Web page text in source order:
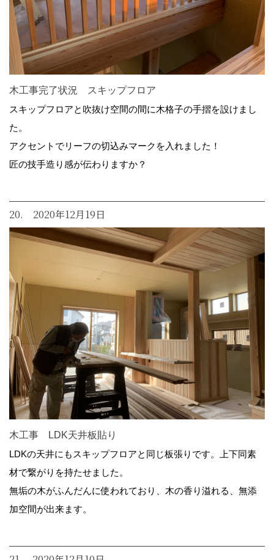
木工事完了状況 スキップフロア
スキップフロアと吹抜け空間の間に木格子の手摺を設けまし
た。
アクセントでリーフの切込みマークを入れました！
匠の技手造り感が伝わりますか？
20. 2020年12月19日
木工事 LDK天井板貼り
LDKの天井にもスキップフロアと同じ板張りです。上下同素
材で繋がりを持たせました。
無垢の木がふんだんに使われており、木の香り溢れる、無添
加空間が出来ます。